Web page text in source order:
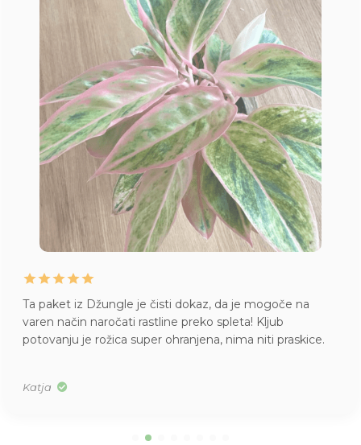
Ta paket iz Džungle je čisti dokaz, da je mogoče na
varen način naročati rastline preko spleta! Kljub
potovanju je rožica super ohranjena, nima niti praskice.
Katja